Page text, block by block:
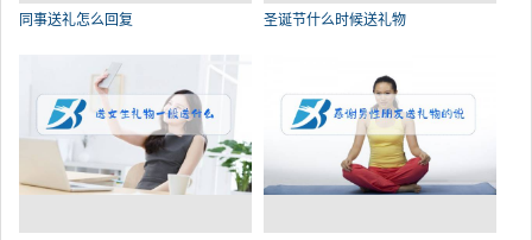
同事送礼怎么回复 圣诞节什么时候送礼物